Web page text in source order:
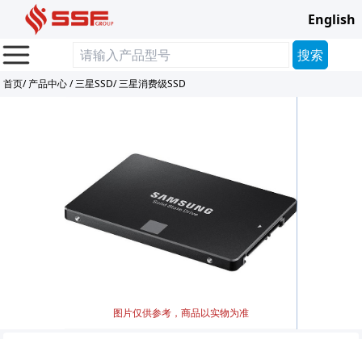
English
首页/产品中心/三星SSD/三星消费级SSD
图片仅供参考，商品以实物为准